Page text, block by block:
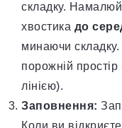
складку.
хвостика до
минаючи
порожній
лінією).
Заповнення: